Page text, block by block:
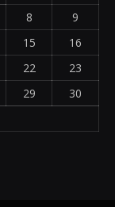
8
9
15
16
22
23
29
30